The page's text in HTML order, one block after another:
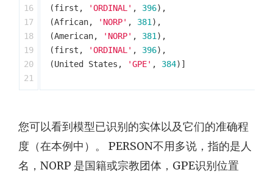
16
17
18
19
20
(first , 'ORDINAL' , 396),
(African, 'NORP' , 381),
(American, 'NORP' , 381),
(first , 'ORDINAL' , 396),
(United States , 'GPE' , 384)]
您可以看到模型已识别的实体以及它们的准确程
度（在本例中）。 PERSON不用多说，指的是人
名，NORP 是国籍或宗教团体，GPE识别位置